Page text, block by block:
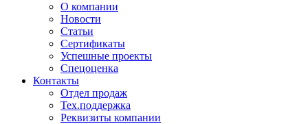
О компании
Новости
Статьи
Сертификаты
Успешные проекты
Спецоценка
Контакты
Отдел продаж
Тех.поддержка
Реквизиты компании